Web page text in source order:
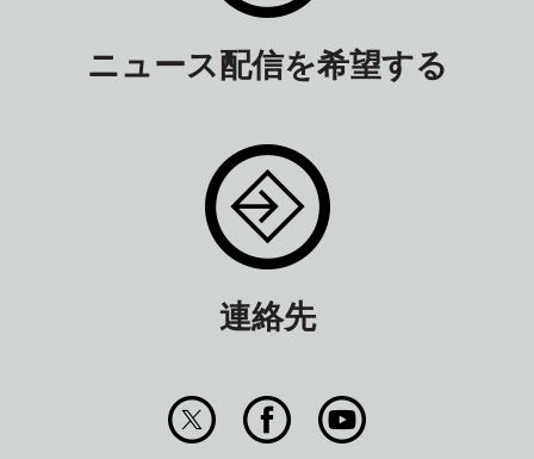
ニュース配信を希望する
連絡先